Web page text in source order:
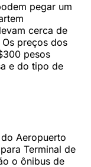
pegar um
cerca de
preços dos
pesos
e do tipo de
Aeropuerto
Terminal de
o ônibus de